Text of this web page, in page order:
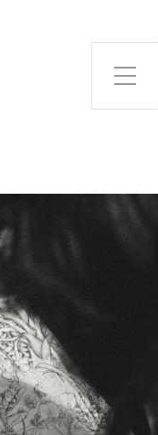
Alternar el menú lateral